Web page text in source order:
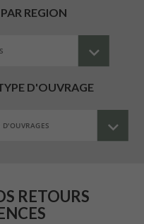
REGION
D'OUVRAGE
RETOURS